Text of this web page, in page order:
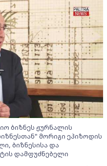
ბიზნეს ჟურნალის
მორიგი ეპიზოდის
ბიზნესისა და
დამფუძნებელი